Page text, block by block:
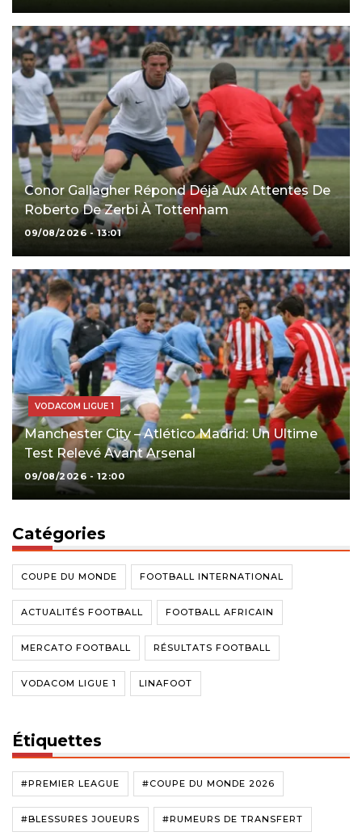
Conor Gallagher Répond Déjà Aux Attentes De
Roberto De Zerbi À Tottenham
09/08/2026 - 13:01
VODACOM LIGUE 1
Manchester City – Atlético Madrid: Un Ultime
Test Relevé Avant Arsenal
09/08/2026 - 12:00
Catégories
COUPE DU MONDE FOOTBALL INTERNATIONAL
ACTUALITÉS FOOTBALL FOOTBALL AFRICAIN
MERCATO FOOTBALL RÉSULTATS FOOTBALL
VODACOM LIGUE 1 LINAFOOT
Étiquettes
#PREMIER LEAGUE #COUPE DU MONDE 2026
#BLESSURES JOUEURS #RUMEURS DE TRANSFERT